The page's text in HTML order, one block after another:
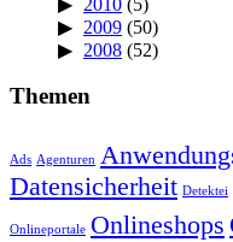
2009 (50)
2008 (52)
Themen
Ads Agenturen
Datensicherheit Detektei
Onlineportale Onlineshops